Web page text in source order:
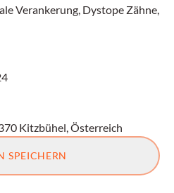
Verankerung, Dystope Zähne,
Kitzbühel, Österreich
SPEICHERN